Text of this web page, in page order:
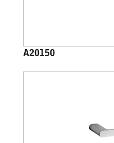
A20150